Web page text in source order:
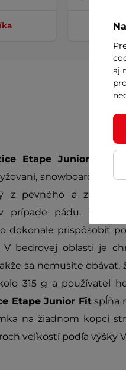
+
Etape Junior Fit
snowboardingu
z pevného a zároveň
prípade pádu. Vďaka
dokonale prispôsobiť
V bedrovej oblasti je
sa nemusíte
315 g a používateľ
Etape Junior Fitspĺňa
na žiadnom kopci
veľkostí podľa výšky
aj